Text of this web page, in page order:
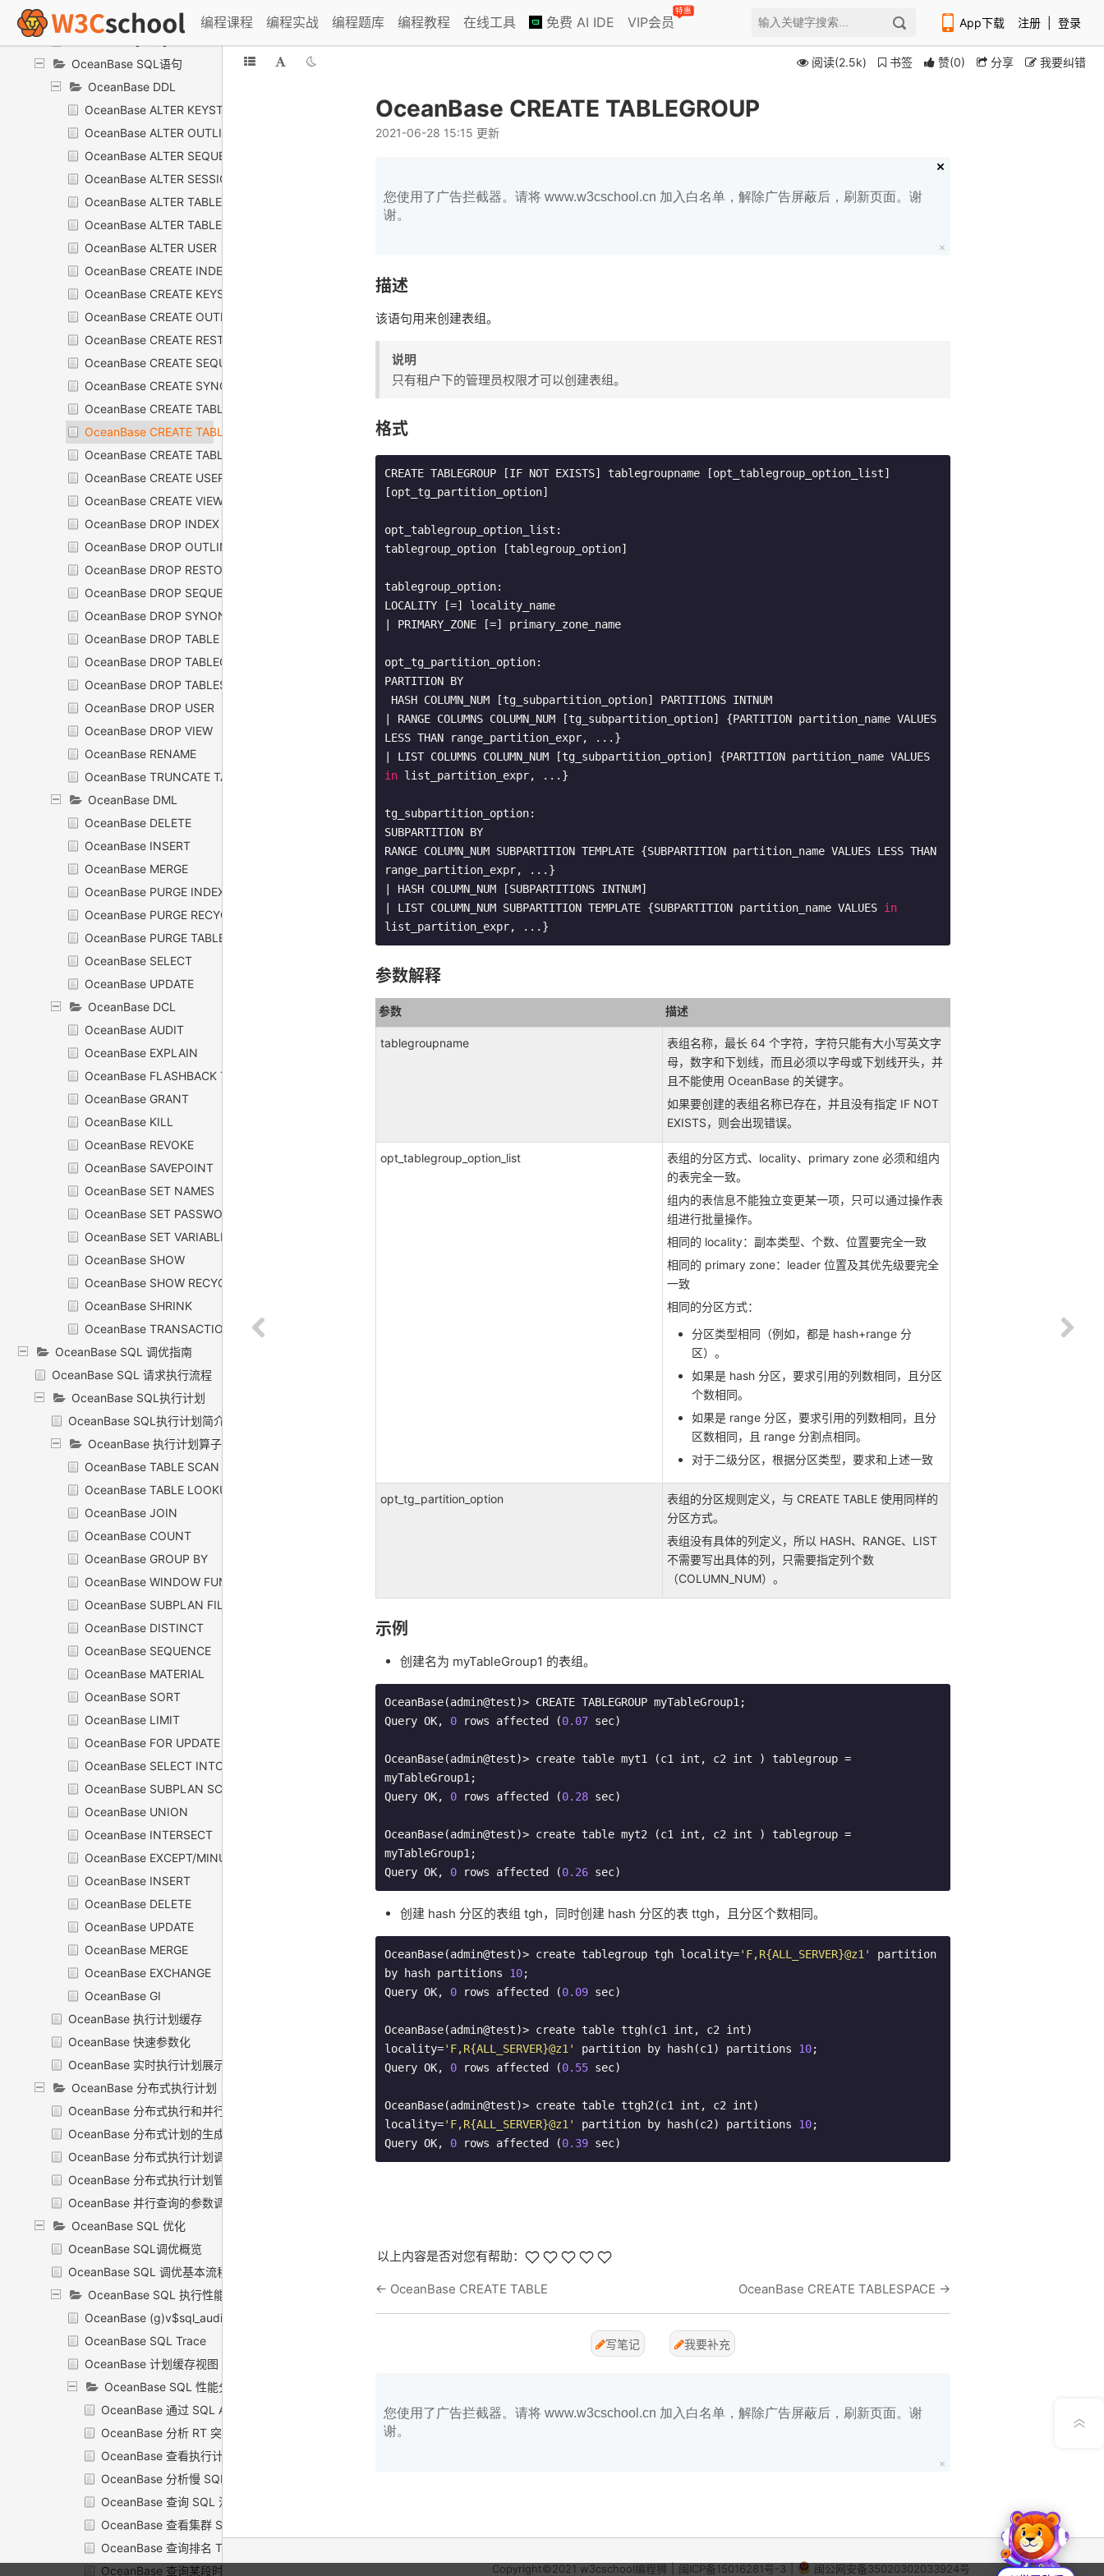
编程课程 编程实战 编程题库 编程教程 在线工具 免费 AI IDE VIP会员
特惠
App下载 注册 登录
OceanBase 连接
OceanBase SQL语句
OceanBase DDL
OceanBase ALTER KEYSTORE
OceanBase ALTER OUTLINE
OceanBase ALTER SEQUENCE
OceanBase ALTER SESSION
OceanBase ALTER TABLE
OceanBase ALTER TABLEGROUP
OceanBase ALTER USER
OceanBase CREATE INDEX
OceanBase CREATE KEYSTORE
OceanBase CREATE OUTLINE
OceanBase CREATE RESTORE POINT
OceanBase CREATE SEQUENCE
OceanBase CREATE SYNONYM
OceanBase CREATE TABLE
OceanBase CREATE TABLEGROUP
OceanBase CREATE TABLESPACE
OceanBase CREATE USER
OceanBase CREATE VIEW
OceanBase DROP INDEX
OceanBase DROP OUTLINE
OceanBase DROP RESTORE POINT
OceanBase DROP SEQUENCE
OceanBase DROP SYNONYM
OceanBase DROP TABLE
OceanBase DROP TABLEGROUP
OceanBase DROP TABLESPACE
OceanBase DROP USER
OceanBase DROP VIEW
OceanBase RENAME
OceanBase TRUNCATE TABLE
OceanBase DML
OceanBase DELETE
OceanBase INSERT
OceanBase MERGE
OceanBase PURGE INDEX
OceanBase PURGE RECYCLEBIN
OceanBase PURGE TABLE
OceanBase SELECT
OceanBase UPDATE
OceanBase DCL
OceanBase AUDIT
OceanBase EXPLAIN
OceanBase FLASHBACK TABLE BEFORE DROP
OceanBase GRANT
OceanBase KILL
OceanBase REVOKE
OceanBase SAVEPOINT
OceanBase SET NAMES
OceanBase SET PASSWORD
OceanBase SET VARIABLE
OceanBase SHOW
OceanBase SHOW RECYCLEBIN
OceanBase SHRINK
OceanBase TRANSACTION
OceanBase SQL 调优指南
OceanBase SQL 请求执行流程
OceanBase SQL执行计划
OceanBase SQL执行计划简介
OceanBase 执行计划算子
OceanBase TABLE SCAN
OceanBase TABLE LOOKUP
OceanBase JOIN
OceanBase COUNT
OceanBase GROUP BY
OceanBase WINDOW FUNCTION
OceanBase SUBPLAN FILTER
OceanBase DISTINCT
OceanBase SEQUENCE
OceanBase MATERIAL
OceanBase SORT
OceanBase LIMIT
OceanBase FOR UPDATE
OceanBase SELECT INTO
OceanBase SUBPLAN SCAN
OceanBase UNION
OceanBase INTERSECT
OceanBase EXCEPT/MINUS
OceanBase INSERT
OceanBase DELETE
OceanBase UPDATE
OceanBase MERGE
OceanBase EXCHANGE
OceanBase GI
OceanBase 执行计划缓存
OceanBase 快速参数化
OceanBase 实时执行计划展示
OceanBase 分布式执行计划
OceanBase 分布式执行和并行查询
OceanBase 分布式计划的生成
OceanBase 分布式执行计划调度
OceanBase 分布式执行计划管理
OceanBase 并行查询的参数调优
OceanBase SQL 优化
OceanBase SQL调优概览
OceanBase SQL 调优基本流程
OceanBase SQL 执行性能监控
OceanBase (g)v$sql_audit 介绍
OceanBase SQL Trace
OceanBase 计划缓存视图
OceanBase SQL 性能分析示例
OceanBase 通过 SQL Audit 分析查询中等待事件
OceanBase 分析 RT 突然抖动的 SQL
OceanBase 查看执行计划形状并做分析
OceanBase 分析慢 SQL 查询
OceanBase 查询 SQL 流量分布情况及 QPS
OceanBase 查看集群 SQL 请求流量是否均衡
OceanBase 查询排名 TOP N 的 SQL
OceanBase 查询某段时间内执行时间排名 TOP N 的请求
阅读(2.5k) 书签 赞(0) 分享 我要纠错
OceanBase CREATE TABLEGROUP
2021-06-28 15:15 更新
您使用了广告拦截器。请将 www.w3cschool.cn 加入白名单，解除广告屏蔽后，刷新页面。谢
谢。
描述
该语句用来创建表组。
说明
只有租户下的管理员权限才可以创建表组。
格式
CREATE TABLEGROUP [IF NOT EXISTS] tablegroupname [opt_tablegroup_option_list]
[opt_tg_partition_option]
opt_tablegroup_option_list:
tablegroup_option [tablegroup_option]
tablegroup_option:
LOCALITY [=] locality_name
| PRIMARY_ZONE [=] primary_zone_name
opt_tg_partition_option:
PARTITION BY
| RANGE COLUMNS COLUMN_NUM [tg_subpartition_option] {PARTITION partition_name VALUES
LESS THAN range_partition_expr, ...}
in list_partition_expr, ...}
tg_subpartition_option:
SUBPARTITION BY
RANGE COLUMN_NUM SUBPARTITION TEMPLATE {SUBPARTITION partition_name VALUES LESS THAN
range_partition_expr, ...}
| HASH COLUMN_NUM [SUBPARTITIONS INTNUM]
| LIST COLUMN_NUM SUBPARTITION TEMPLATE {SUBPARTITION partition_name VALUES in
list_partition_expr, ...}
参数解释
参数 描述
tablegroupname
表组名称，最长 64 个字符，字符只能有大小写英文字
母，数字和下划线，而且必须以字母或下划线开头，并
且不能使用 OceanBase 的关键字。
如果要创建的表组名称已存在，并且没有指定 IF NOT
EXISTS，则会出现错误。
opt_tablegroup_option_list
表组的分区方式、locality、primary zone 必须和组内
的表完全一致。
组内的表信息不能独立变更某一项，只可以通过操作表
组进行批量操作。
相同的 locality：副本类型、个数、位置要完全一致
相同的 primary zone：leader 位置及其优先级要完全
一致
相同的分区方式：
分区类型相同（例如，都是 hash+range 分
区）。
如果是 hash 分区，要求引用的列数相同，且分区
个数相同。
如果是 range 分区，要求引用的列数相同，且分
区数相同，且 range 分割点相同。
对于二级分区，根据分区类型，要求和上述一致
opt_tg_partition_option
表组的分区规则定义，与 CREATE TABLE 使用同样的
分区方式。
表组没有具体的列定义，所以 HASH、RANGE、LIST
不需要写出具体的列，只需要指定列个数
（COLUMN_NUM）。
示例
创建名为 myTableGroup1 的表组。
OceanBase(admin@test)> CREATE TABLEGROUP myTableGroup1;
Query OK, 0 rows affected (0.07 sec)
OceanBase(admin@test)> create table myt1 (c1 int, c2 int ) tablegroup =
myTableGroup1;
Query OK, 0 rows affected (0.28 sec)
OceanBase(admin@test)> create table myt2 (c1 int, c2 int ) tablegroup =
myTableGroup1;
Query OK, 0 rows affected (0.26 sec)
创建 hash 分区的表组 tgh，同时创建 hash 分区的表 ttgh，且分区个数相同。
OceanBase(admin@test)> create tablegroup tgh locality='F,R{ALL_SERVER}@z1'
partition
by hash partitions 10;
Query OK, 0 rows affected (0.09 sec)
OceanBase(admin@test)> create table ttgh(c1 int, c2 int)
locality='F,R{ALL_SERVER}@z1' partition by hash(c1) partitions 10;
Query OK, 0 rows affected (0.55 sec)
OceanBase(admin@test)> create table ttgh2(c1 int, c2 int)
locality='F,R{ALL_SERVER}@z1' partition by hash(c2) partitions 10;
Query OK, 0 rows affected (0.39 sec)
以上内容是否对您有帮助：
← OceanBase CREATE TABLE OceanBase CREATE TABLESPACE →
写笔记 我要补充
您使用了广告拦截器。请将 www.w3cschool.cn 加入白名单，解除广告屏蔽后，刷新页面。谢
谢。
Copyright©2021 w3cschool编程狮 闽ICP备15016281号-3 闽公网安备35020302033924号